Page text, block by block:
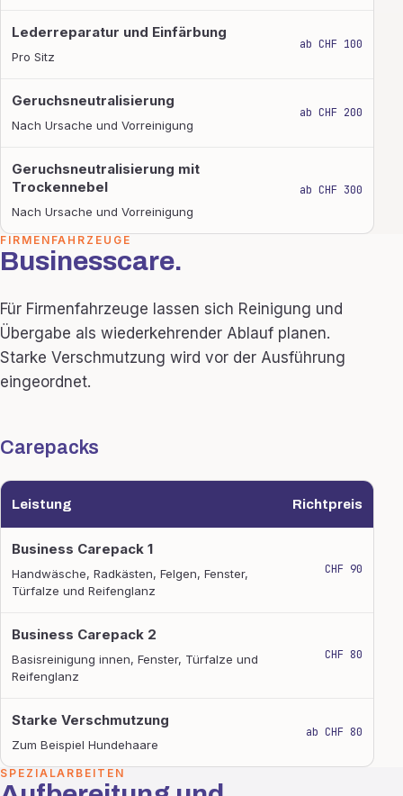
Lederreparatur und Einfärbung
Pro Sitz
ab CHF 100
Geruchsneutralisierung
Nach Ursache und Vorreinigung
ab CHF 200
Geruchsneutralisierung mit
Trockennebel
Nach Ursache und Vorreinigung
ab CHF 300
FIRMENFAHRZEUGE
Businesscare.
Für Firmenfahrzeuge lassen sich Reinigung und
Übergabe als wiederkehrender Ablauf planen.
Starke Verschmutzung wird vor der Ausführung
eingeordnet.
Carepacks
Leistung Richtpreis
Business Carepack 1
Handwäsche, Radkästen, Felgen, Fenster,
Türfalze und Reifenglanz
CHF 90
Business Carepack 2
Basisreinigung innen, Fenster, Türfalze und
Reifenglanz
CHF 80
Starke Verschmutzung
Zum Beispiel Hundehaare
ab CHF 80
SPEZIALARBEITEN